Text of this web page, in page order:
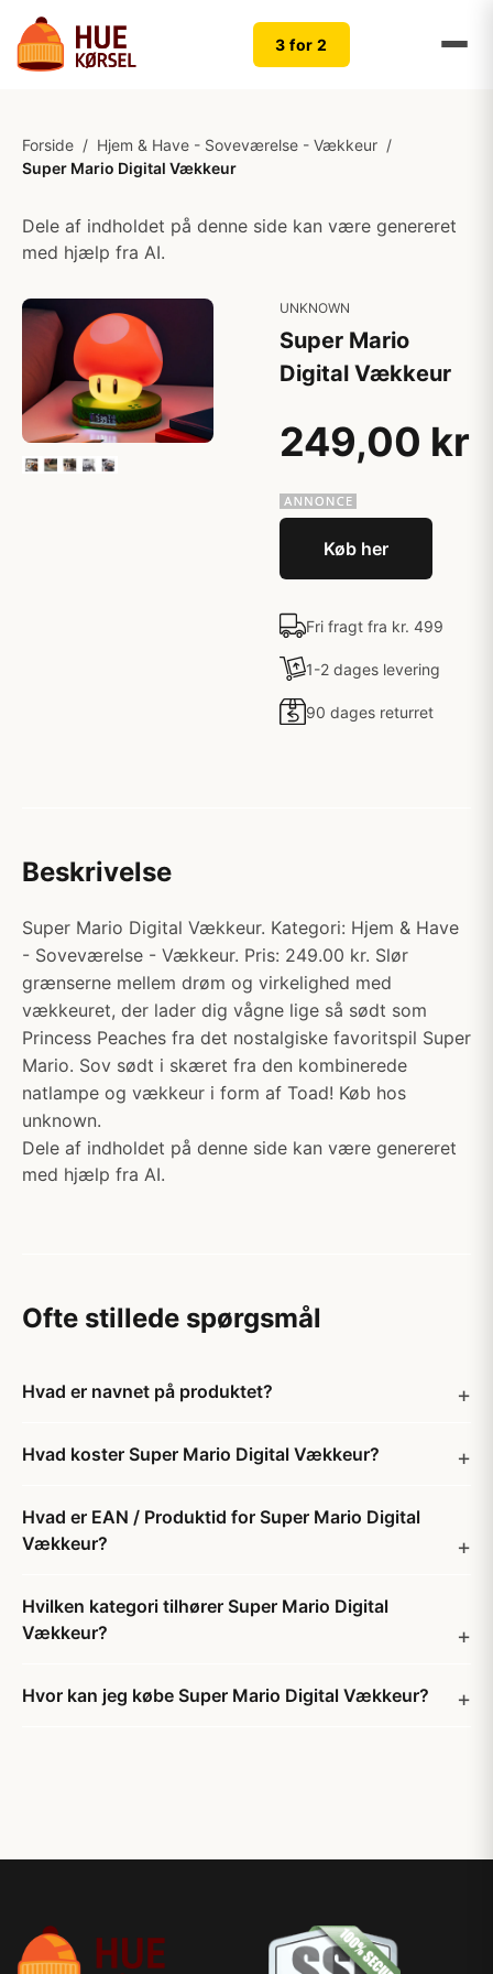
3 for 2
Forside / Hjem & Have - Soveværelse - Vækkeur /
Super Mario Digital Vækkeur
Dele af indholdet på denne side kan være genereret
med hjælp fra AI.
UNKNOWN
Super Mario
Digital Vækkeur
249,00 kr
Køb her
Fri fragt fra kr. 499
1-2 dages levering
90 dages returret
Beskrivelse
Super Mario Digital Vækkeur. Kategori: Hjem & Have
- Soveværelse - Vækkeur. Pris: 249.00 kr. Slør
grænserne mellem drøm og virkelighed med
vækkeuret, der lader dig vågne lige så sødt som
Princess Peaches fra det nostalgiske favoritspil Super
Mario. Sov sødt i skæret fra den kombinerede
natlampe og vækkeur i form af Toad! Køb hos
unknown.
Dele af indholdet på denne side kan være genereret
med hjælp fra AI.
Ofte stillede spørgsmål
Hvad er navnet på produktet?
Hvad koster Super Mario Digital Vækkeur?
Hvad er EAN / Produktid for Super Mario Digital
Vækkeur?
Hvilken kategori tilhører Super Mario Digital
Vækkeur?
Hvor kan jeg købe Super Mario Digital Vækkeur?